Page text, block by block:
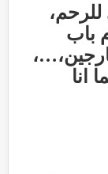
باب
انا